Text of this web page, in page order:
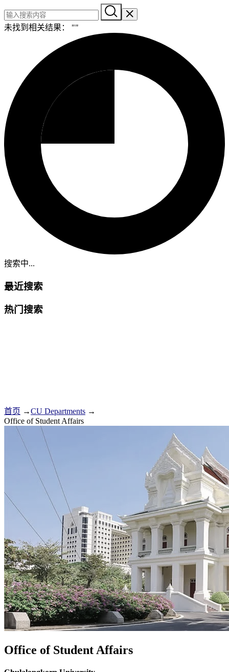
未找到相关结果： ""
搜索中...
最近搜索
热门搜索
首页 →CU Departments →
Office of Student Affairs
Office of Student Affairs